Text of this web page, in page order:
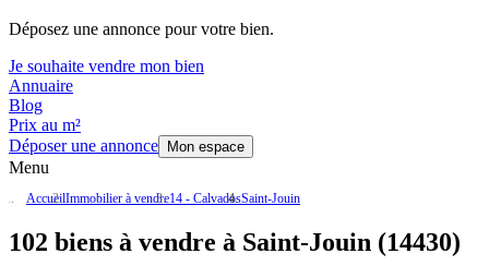
Déposez une annonce pour votre bien.
Je souhaite vendre mon bien
Annuaire
Blog
Prix au m²
Déposer une annonce
Mon espace
Menu
AccueilImmobilier à vendre14 - CalvadosSaint-Jouin
102 biens à vendre à Saint-Jouin (14430)